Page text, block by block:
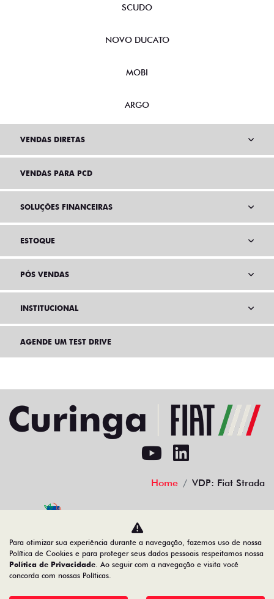
SCUDO
NOVO DUCATO
MOBI
ARGO
VENDAS DIRETAS
VENDAS PARA PCD
SOLUÇÕES FINANCEIRAS
ESTOQUE
PÓS VENDAS
INSTITUCIONAL
AGENDE UM TEST DRIVE
Home VDP: Fiat Strada
02.692.394/0001-11
Para otimizar sua experiência durante a navegação, fazemos uso de nossa
Política de Cookies e para proteger seus dados pessoais respeitamos nossa
Política de Privacidade. Ao seguir com a navegação e visita você
concorda com nossas Políticas.